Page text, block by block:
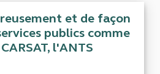
et de façon
publics comme
l'ANTS